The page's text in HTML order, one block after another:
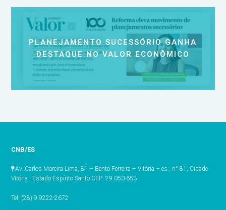
PLANEJAMENTO SUCESSÓRIO GANHA
DESTAQUE NO VALOR ECONÔMICO
CNB/ES
Av. Carlos Moreira Lima, 81 – Bento Ferreira – Vitória – es , n° 81, Cidade
Vitória , Estado Espírito Santo CEP: 29.050-653
Tel: (28) 9.9222-2672